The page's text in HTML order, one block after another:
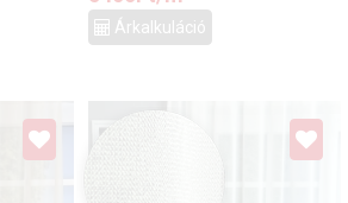
Árkalkuláció